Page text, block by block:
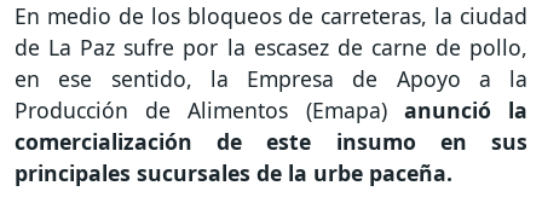
En medio de los bloqueos de carreteras, la ciudad
de La Paz sufre por la escasez de carne de pollo,
en ese sentido, la Empresa de Apoyo a la
Producción de Alimentos (Emapa) anunció la
comercialización de este insumo en sus
principales sucursales de la urbe paceña.